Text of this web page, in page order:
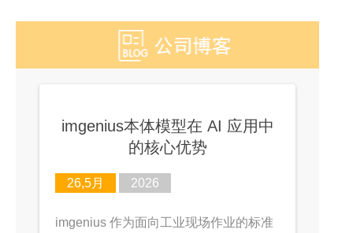
imgenius本体模型在 AI 应用中
的核心优势
26,5月 2026
imgenius 作为面向工业现场作业的标准
半导体厂务智能运维大模型：模
数共振重构芯片厂运维新范式
19,5月 2026
半导体厂务是芯片生产的 “生命线”，传
无纸化QC质量检验
29,5月 2019
最近，有机会去国内某家电行业龙头参